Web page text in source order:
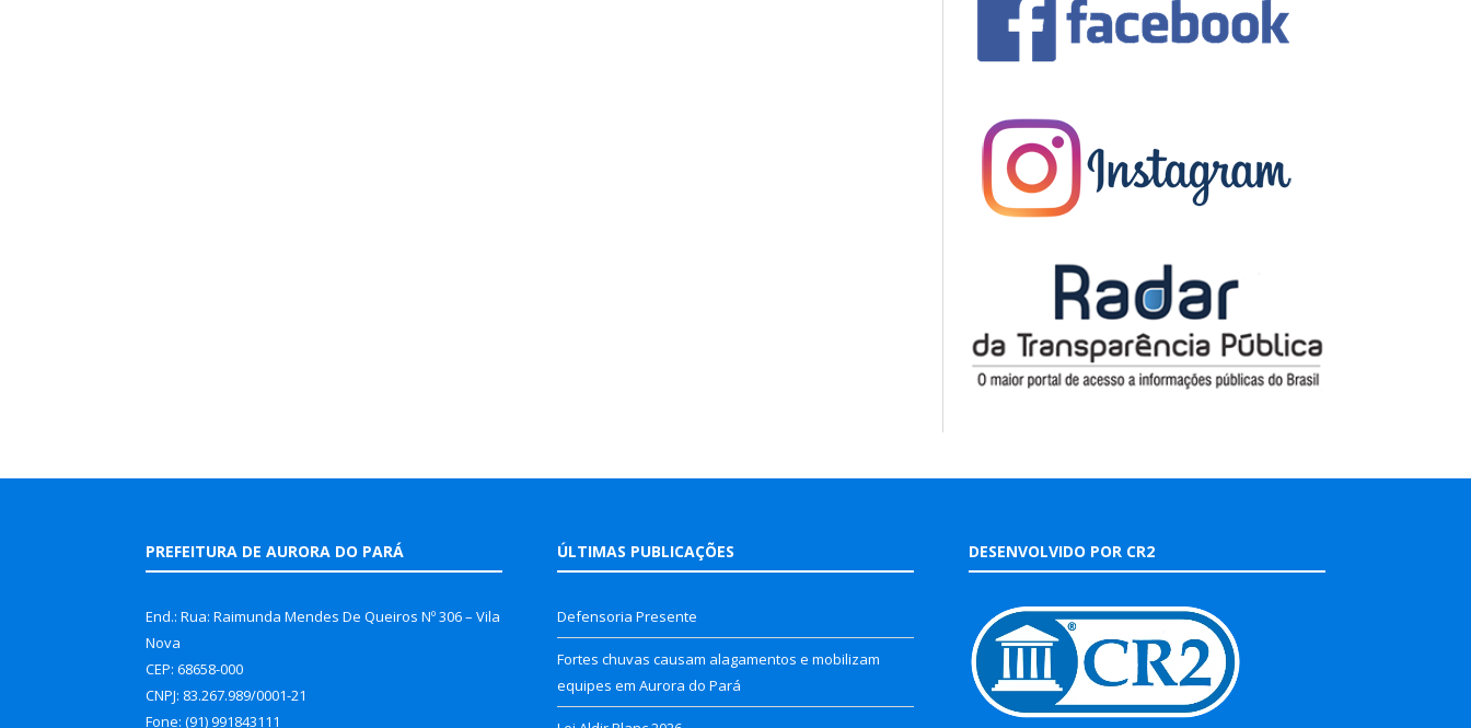
PREFEITURA DE AURORA DO PARÁ
End.: Rua: Raimunda Mendes De Queiros Nº 306 – Vila
Nova
CEP: 68658-000
CNPJ: 83.267.989/0001-21
Fone: (91) 991843111
ÚLTIMAS PUBLICAÇÕES
Defensoria Presente
Fortes chuvas causam alagamentos e mobilizam
equipes em Aurora do Pará
DESENVOLVIDO POR CR2